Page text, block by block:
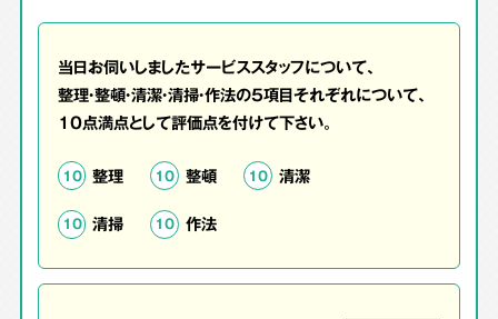
当日お伺いしましたサービススタッフについて、
整理・整頓・清潔・清掃・作法の5項目それぞれについて、
10点満点として評価点を付けて下さい。
10 整理 10 整頓 10 清潔
10 清掃 10 作法